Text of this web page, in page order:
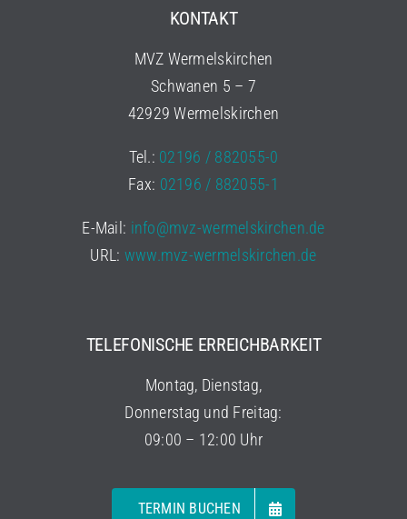
KONTAKT
MVZ Wermelskirchen
Schwanen 5 – 7
42929 Wermelskirchen
Tel.: 02196 / 882055-0
Fax: 02196 / 882055-1
E-Mail: info@mvz-wermelskirchen.de
URL: www.mvz-wermelskirchen.de
TELEFONISCHE ERREICHBARKEIT
Montag, Dienstag,
Donnerstag und Freitag:
09:00 – 12:00 Uhr
TERMIN BUCHEN